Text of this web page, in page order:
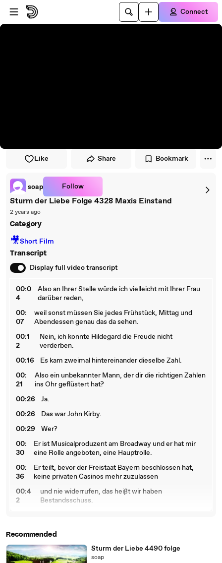
Skip to player
Skip to main content
Connect
Like Share Bookmark
soap Follow
Sturm der Liebe Folge 4328 Maxis Einstand
2 years ago
Category
🎥Short Film
Transcript
Display full video transcript
00:0
4
Also an Ihrer Stelle würde ich vielleicht mit Ihrer Frau
darüber reden,
00:
07
weil sonst müssen Sie jedes Frühstück, Mittag und
Abendessen genau das da sehen.
00:1
2
Nein, ich konnte Hildegard die Freude nicht
verderben.
00:16
Es kam zweimal hintereinander dieselbe Zahl.
00:
21
Also ein unbekannter Mann, der dir die richtigen Zahlen
ins Ohr geflüstert hat?
00:26
Ja.
00:26
Das war John Kirby.
00:29
Wer?
00:
30
Er ist Musicalproduzent am Broadway und er hat mir
eine Rolle angeboten, eine Hauptrolle.
00:
36
Er teilt, bevor der Freistaat Bayern beschlossen hat,
keine privaten Casinos mehr zuzulassen
00:4
2
und nie widerrufen, das heißt wir haben
Bestandsschuss.
49
Freu dich lieber, du hast gerade eines der besten
Geschäfte deines Lebens gemacht.
01:04
Ja.
Recommended
Sturm der Liebe 4490 folge
soap